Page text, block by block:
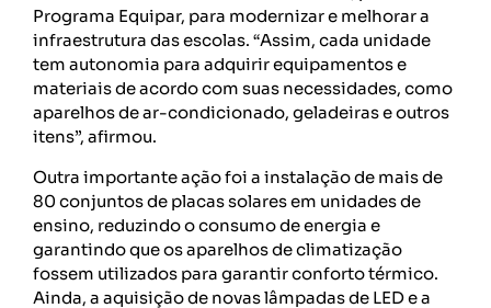
Programa Equipar, para modernizar e melhorar a
infraestrutura das escolas. “Assim, cada unidade
tem autonomia para adquirir equipamentos e
materiais de acordo com suas necessidades, como
aparelhos de ar-condicionado, geladeiras e outros
itens”, afirmou.
Outra importante ação foi a instalação de mais de
80 conjuntos de placas solares em unidades de
ensino, reduzindo o consumo de energia e
garantindo que os aparelhos de climatização
fossem utilizados para garantir conforto térmico.
Ainda, a aquisição de novas lâmpadas de LED e a